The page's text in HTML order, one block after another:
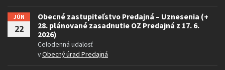
JÚN
22
Obecné zastupiteľstvo Predajná – Uznesenia (+
28. plánované zasadnutie OZ Predajná z 17. 6.
2026)
Celodenná udalosť
vObecný úrad Predajná